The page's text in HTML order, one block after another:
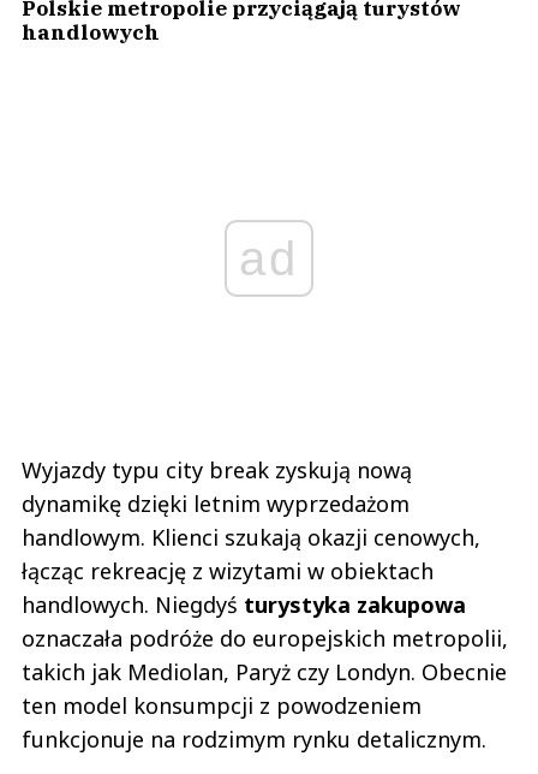
Polskie metropolie przyciągają turystów
handlowych
ad
Wyjazdy typu city break zyskują nową
dynamikę dzięki letnim wyprzedażom
handlowym. Klienci szukają okazji cenowych,
łącząc rekreację z wizytami w obiektach
handlowych. Niegdyś turystyka zakupowa
oznaczała podróże do europejskich metropolii,
takich jak Mediolan, Paryż czy Londyn. Obecnie
ten model konsumpcji z powodzeniem
funkcjonuje na rodzimym rynku detalicznym.